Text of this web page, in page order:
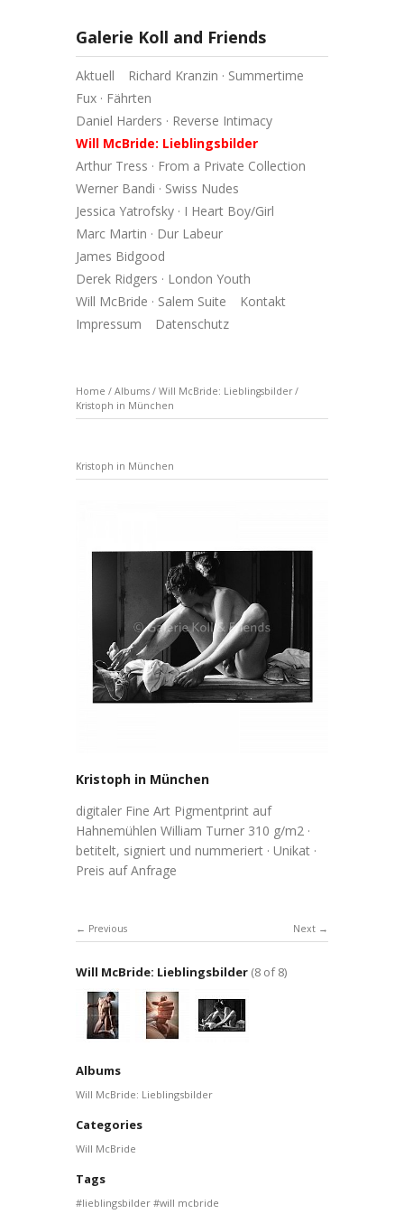
Galerie Koll and Friends
Aktuell
Richard Kranzin · Summertime
Fux · Fährten
Daniel Harders · Reverse Intimacy
Will McBride: Lieblingsbilder
Arthur Tress · From a Private Collection
Werner Bandi · Swiss Nudes
Jessica Yatrofsky · I Heart Boy/Girl
Marc Martin · Dur Labeur
James Bidgood
Derek Ridgers · London Youth
Will McBride · Salem Suite
Kontakt
Impressum
Datenschutz
Home / Albums / Will McBride: Lieblingsbilder/
Kristoph in München
Kristoph in München
Kristoph in München
digitaler Fine Art Pigmentprint auf
Hahnemühlen William Turner 310 g/m2 ·
betitelt, signiert und nummeriert · Unikat ·
Preis auf Anfrage
Next
Previous
Will McBride: Lieblingsbilder (8 of 8)
Albums
Will McBride: Lieblingsbilder
Categories
Will McBride
Tags
lieblingsbilder will mcbride